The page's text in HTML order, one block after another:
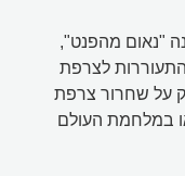
"נאום מהפנט",
לצרפת
על שחרור צרפת
במלחמת העולם